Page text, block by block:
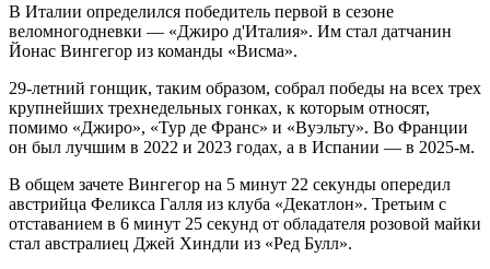
В Италии определился победитель первой в сезоне
веломногодневки — «Джиро д'Италия». Им стал датчанин
Йонас Вингегор из команды «Висма».
29-летний гонщик, таким образом, собрал победы на всех трех
крупнейших трехнедельных гонках, к которым относят,
помимо «Джиро», «Тур де Франс» и «Вуэльту». Во Франции
он был лучшим в 2022 и 2023 годах, а в Испании — в 2025-м.
В общем зачете Вингегор на 5 минут 22 секунды опередил
австрийца Феликса Галля из клуба «Декатлон». Третьим с
отставанием в 6 минут 25 секунд от обладателя розовой майки
стал австралиец Джей Хиндли из «Ред Булл».